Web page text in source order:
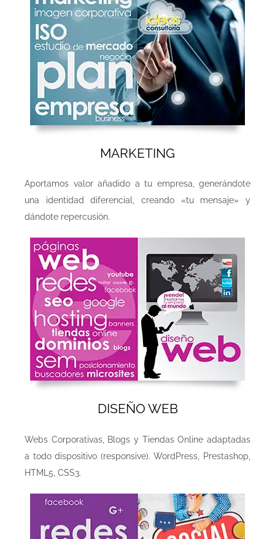
MARKETING
Aportamos valor añadido a tu empresa, generándote
una identidad diferencial, creando «tu mensaje» y
dándote repercusión.
DISEÑO WEB
Webs Corporativas, Blogs y Tiendas Online adaptadas
a todo dispositivo (responsive). WordPress, Prestashop,
HTML5, CSS3.